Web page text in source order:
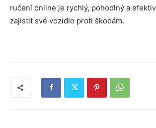
ručení online je rychlý, pohodlný a
zajistit své vozidlo proti škodám.